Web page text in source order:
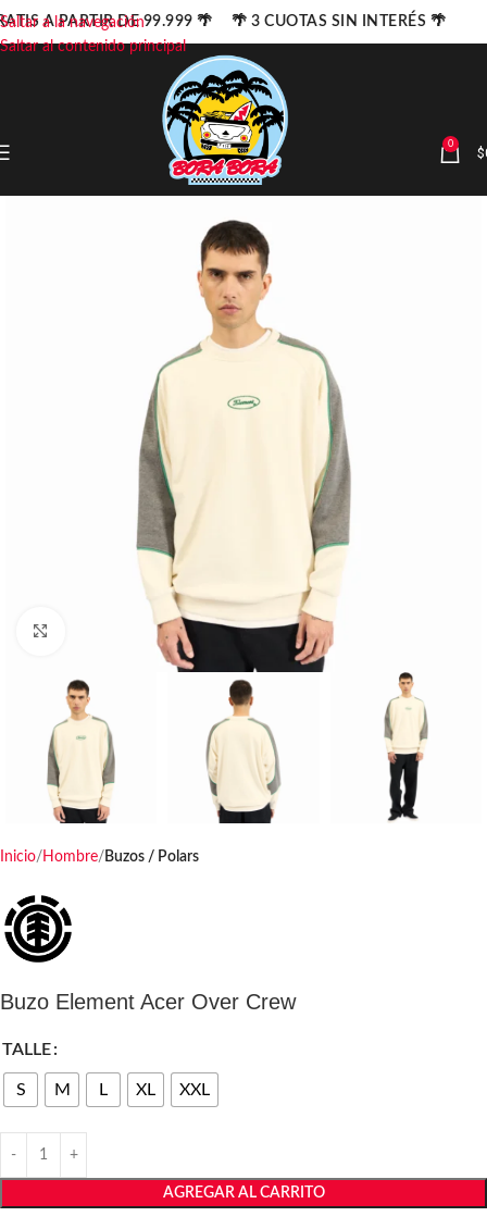
Saltar a la navegación
Saltar al contenido principal
0 $
Haga clic para ampliar
Inicio Hombre Buzos / Polars
Buzo Element Acer Over Crew
TALLE
S M L XL XXL
AGREGAR AL CARRITO
A PARTIR DE 99.999 🌴 🌴 3 CUOTAS SIN INTERÉS 🌴